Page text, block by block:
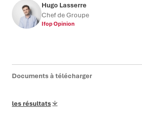
Hugo Lasserre
Chef de Groupe
Ifop Opinion
Documents à télécharger
les résultats